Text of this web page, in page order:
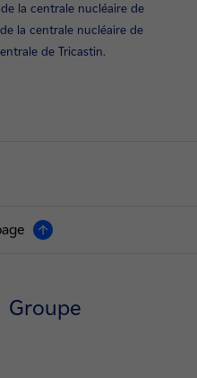
la centrale nucléaire de
la centrale nucléaire de
de Tricastin.
Groupe